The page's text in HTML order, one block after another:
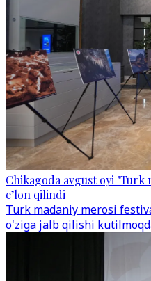
Chikagoda avgust oyi "Turk
e’lon qilindi
Turk madaniy merosi
o'ziga jalb qilishi